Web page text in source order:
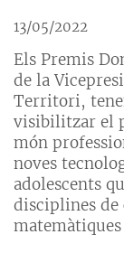
13/05/2022
Els Premis
de la
Territori,
visibilitzar el
món
noves
adolescents
disciplines de